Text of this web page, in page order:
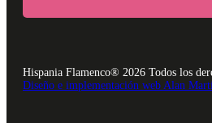
Hispania Flamenco® 2026 Todos los
Diseño e implementación web Alan